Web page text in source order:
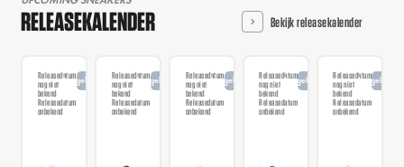
RELEASEKALENDER Bekijk releasekalender
Releasedatum
nog niet
bekend
Releasedatum
onbekend
AangekondigdReleasedatum
nog niet
bekend
Releasedatum
onbekend
AangekondigdReleasedatum
nog niet
bekend
Releasedatum
onbekend
AangekondigdReleasedatum
nog niet
bekend
Releasedatum
onbekend
AangekondigdReleasedatum
nog niet
bekend
Releasedatum
onbekend